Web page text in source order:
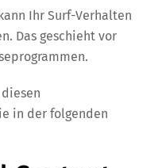
Ihr Surf-Verhalten
Das geschieht vor
in der folgenden